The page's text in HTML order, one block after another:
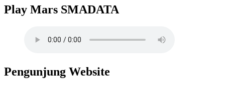
Play Mars SMADATA
Pengunjung Website